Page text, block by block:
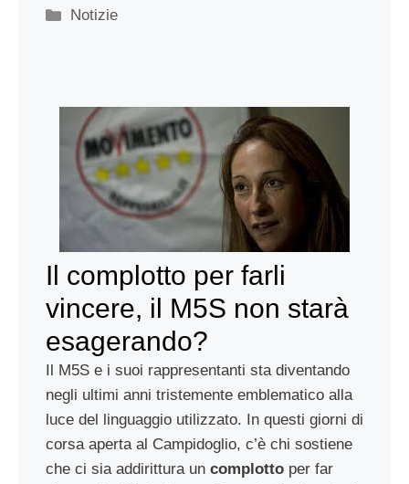
Categorie
Notizie
Il complotto per farli
vincere, il M5S non starà
esagerando?
Il M5S e i suoi rappresentanti sta diventando
negli ultimi anni tristemente emblematico alla
luce del linguaggio utilizzato. In questi giorni di
corsa aperta al Campidoglio, c’è chi sostiene
che ci sia addirittura un complotto per far